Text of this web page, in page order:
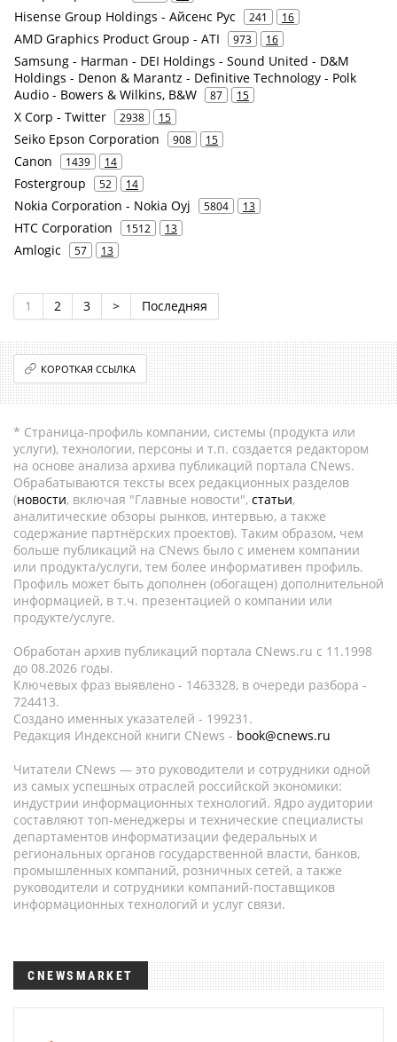
Hisense Group Holdings - Айсенс Рус 241 16
AMD Graphics Product Group - ATI 973 16
Samsung - Harman - DEI Holdings - Sound United - D&M
Holdings - Denon & Marantz - Definitive Technology - Polk
Audio - Bowers & Wilkins, B&W
87 15
X Corp - Twitter 2938 15
Seiko Epson Corporation 908 15
Canon 1439 14
Fostergroup 52 14
Nokia Corporation - Nokia Oyj 5804 13
HTC Corporation 1512 13
Amlogic 57 13
1 2 3 > Последняя
КОРОТКАЯ ССЫЛКА
* Страница-профиль компании, системы (продукта или
услуги), технологии, персоны и т.п. создается редактором
на основе анализа архива публикаций портала CNews.
Обрабатываются тексты всех редакционных разделов
(новости, включая "Главные новости", статьи,
аналитические обзоры рынков, интервью, а также
содержание партнёрских проектов). Таким образом, чем
больше публикаций на CNews было с именем компании
или продукта/услуги, тем более информативен профиль.
Профиль может быть дополнен (обогащен) дополнительной
информацией, в т.ч. презентацией о компании или
продукте/услуге.
Обработан архив публикаций портала CNews.ru c 11.1998
до 08.2026 годы.
Ключевых фраз выявлено - 1463328, в очереди разбора -
724413.
Создано именных указателей - 199231.
Редакция Индексной книги CNews - book@cnews.ru
Читатели CNews — это руководители и сотрудники одной
из самых успешных отраслей российской экономики:
индустрии информационных технологий. Ядро аудитории
составляют топ-менеджеры и технические специалисты
департаментов информатизации федеральных и
региональных органов государственной власти, банков,
промышленных компаний, розничных сетей, а также
руководители и сотрудники компаний-поставщиков
информационных технологий и услуг связи.
CNEWSMARKET